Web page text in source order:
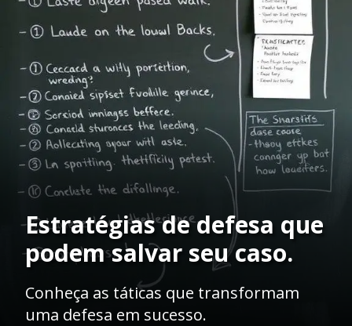
Estratégias de defesa que
podem salvar seu caso.
Conheça as táticas que transformam
uma defesa em sucesso.